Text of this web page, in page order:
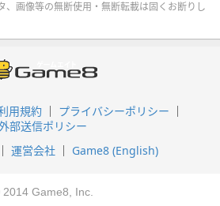
、画像等の無断使用・無断転載は固くお断りし
用規約
プライバシーポリシー
部送信ポリシー
運営会社 Game8 (English)
Game8, Inc.